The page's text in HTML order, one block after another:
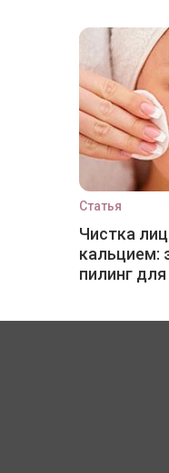
Статья
Чистка
кальцием:
пилинг